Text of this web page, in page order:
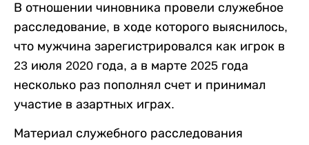
В отношении чиновника провели служебное
расследование, в ходе которого выяснилось,
что мужчина зарегистрировался как игрок в
23 июля 2020 года, а в марте 2025 года
несколько раз пополнял счет и принимал
участие в азартных играх.
Материал служебного расследования